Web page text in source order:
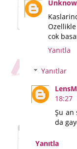
cok
Yanıtla
Yanıtlar
18:27
Şu an
da
Yanıtla